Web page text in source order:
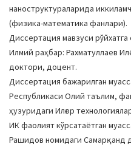
наноструктураларида
(физика-математика фанлари).
Диссертация мавзуси рўйхатга
Илмий раҳбар: Рахматуллаев
доктори, доцент.
Диссертация бажарилган
Республикаси Олий таълим,
ҳузуридаги Илғор
ИК фаолият кўрсатаётган
Рашидов номидаги Самарқанд